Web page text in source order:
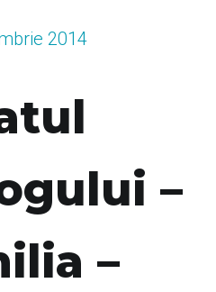
2014
–
–